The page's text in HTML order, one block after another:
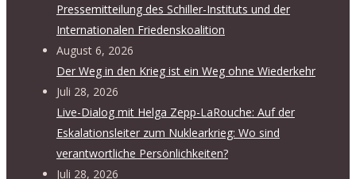
Pressemitteilung des Schiller-Instituts und der
Internationalen Friedenskoalition
August 6, 2026
Der Weg in den Krieg ist ein Weg ohne Wiederkehr
Juli 28, 2026
Live-Dialog mit Helga Zepp-LaRouche: Auf der
Eskalationsleiter zum Nuklearkrieg: Wo sind
verantwortliche Persönlichkeiten?
Juli 28, 2026